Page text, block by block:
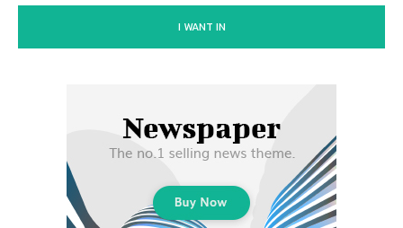
I WANT IN